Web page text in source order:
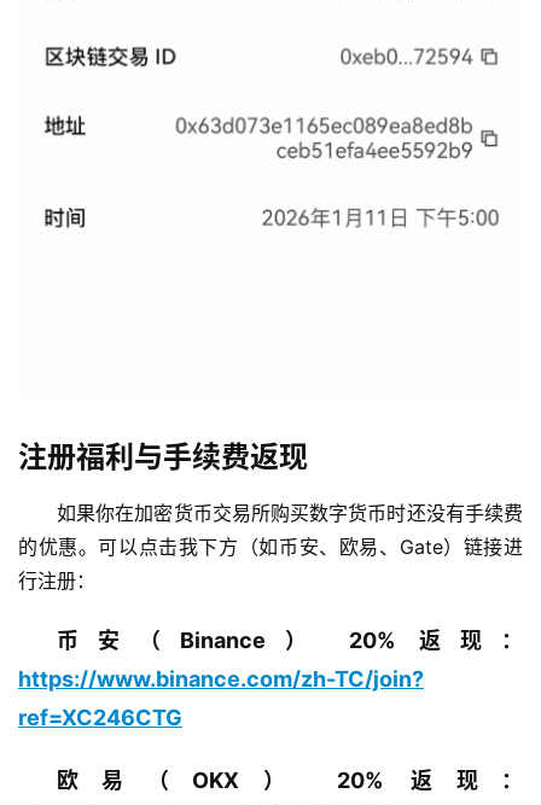
注册福利与手续费返现
如果你在加密货币交易所购买数字货币时还没有手续费
的优惠。可以点击我下方（如币安、欧易、Gate）链接进
行注册：
币安（Binance） 20% 返现：
https://www.binance.com/zh-TC/join?
ref=XC246CTG
欧易（OKX） 20% 返现：